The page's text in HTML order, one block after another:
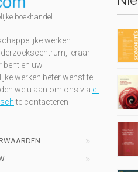
boekhandel
werken
leraar
bent en uw
werken beter wenst te
we u aan om ons via e-
te contacteren